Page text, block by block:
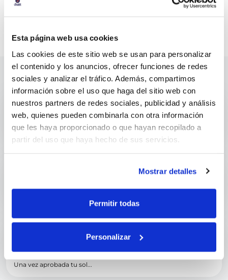
Esta página web usa cookies
Las cookies de este sitio web se usan para personalizar
el contenido y los anuncios, ofrecer funciones de redes
sociales y analizar el tráfico. Además, compartimos
información sobre el uso que haga del sitio web con
nuestros partners de redes sociales, publicidad y análisis
web, quienes pueden combinarla con otra información
que les haya proporcionado o que hayan recopilado a
partir del uso que haya hecho de sus servicios.
Mostrar detalles
Permitir todas
Personalizar
Descarga la app Juzt y mantén tus finanzas bajo control.
Podrías estar interesado en
¿De qué banco es Juzt?
La tarjeta Juzt no pert...
¿Puedo usar mi tarjeta de...
¿Cuánto tiempo tarda en llegar...
Una vez aprobada tu sol...